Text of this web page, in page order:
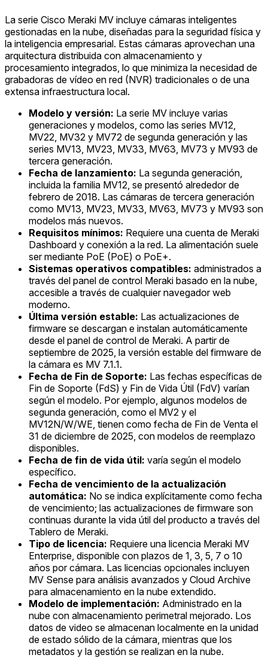
La serie Cisco Meraki MV incluye cámaras inteligentes
gestionadas en la nube, diseñadas para la seguridad física y
la inteligencia empresarial. Estas cámaras aprovechan una
arquitectura distribuida con almacenamiento y
procesamiento integrados, lo que minimiza la necesidad de
grabadoras de vídeo en red (NVR) tradicionales o de una
extensa infraestructura local.
Modelo y versión: La serie MV incluye varias
generaciones y modelos, como las series MV12,
MV22, MV32 y MV72 de segunda generación y las
series MV13, MV23, MV33, MV63, MV73 y MV93 de
tercera generación.
Fecha de lanzamiento: La segunda generación,
incluida la familia MV12, se presentó alrededor de
febrero de 2018. Las cámaras de tercera generación
como MV13, MV23, MV33, MV63, MV73 y MV93 son
modelos más nuevos.
Requisitos mínimos: Requiere una cuenta de Meraki
Dashboard y conexión a la red. La alimentación suele
ser mediante PoE (PoE) o PoE+.
Sistemas operativos compatibles: administrados a
través del panel de control Meraki basado en la nube,
accesible a través de cualquier navegador web
moderno.
Última versión estable: Las actualizaciones de
firmware se descargan e instalan automáticamente
desde el panel de control de Meraki. A partir de
septiembre de 2025, la versión estable del firmware de
la cámara es MV 7.1.1.
Fecha de Fin de Soporte: Las fechas específicas de
Fin de Soporte (FdS) y Fin de Vida Útil (FdV) varían
según el modelo. Por ejemplo, algunos modelos de
segunda generación, como el MV2 y el
MV12N/W/WE, tienen como fecha de Fin de Venta el
31 de diciembre de 2025, con modelos de reemplazo
disponibles.
Fecha de fin de vida útil: varía según el modelo
específico.
Fecha de vencimiento de la actualización
automática: No se indica explícitamente como fecha
de vencimiento; las actualizaciones de firmware son
continuas durante la vida útil del producto a través del
Tablero de Meraki.
Tipo de licencia: Requiere una licencia Meraki MV
Enterprise, disponible con plazos de 1, 3, 5, 7 o 10
años por cámara. Las licencias opcionales incluyen
MV Sense para análisis avanzados y Cloud Archive
para almacenamiento en la nube extendido.
Modelo de implementación: Administrado en la
nube con almacenamiento perimetral mejorado. Los
datos de video se almacenan localmente en la unidad
de estado sólido de la cámara, mientras que los
metadatos y la gestión se realizan en la nube.